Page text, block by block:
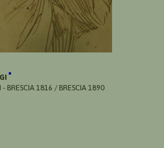
BRESCIA 1816 / BRESCIA 1890